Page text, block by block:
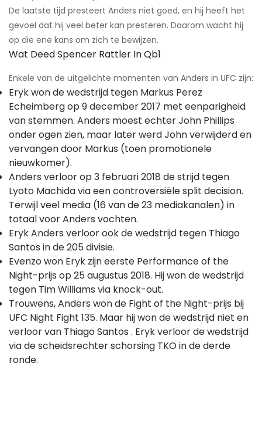
De laatste tijd presteert Anders niet goed, en hij heeft het
gevoel dat hij veel beter kan presteren. Daarom wacht hij
op die ene kans om zich te bewijzen.
Wat Deed Spencer Rattler In Qb1
Enkele van de uitgelichte momenten van Anders in UFC zijn:
Eryk won de wedstrijd tegen Markus Perez
Echeimberg op 9 december 2017 met eenparigheid
van stemmen. Anders moest echter John Phillips
onder ogen zien, maar later werd John verwijderd en
vervangen door Markus (toen promotionele
nieuwkomer).
Anders verloor op 3 februari 2018 de strijd tegen
Lyoto Machida via een controversiële split decision.
Terwijl veel media (16 van de 23 mediakanalen) in
totaal voor Anders vochten.
Eryk Anders verloor ook de wedstrijd tegen Thiago
Santos in de 205 divisie.
Evenzo won Eryk zijn eerste Performance of the
Night-prijs op 25 augustus 2018. Hij won de wedstrijd
tegen Tim Williams via knock-out.
Trouwens, Anders won de Fight of the Night-prijs bij
UFC Night Fight 135. Maar hij won de wedstrijd niet en
verloor van Thiago Santos . Eryk verloor de wedstrijd
via de scheidsrechter schorsing TKO in de derde
ronde.